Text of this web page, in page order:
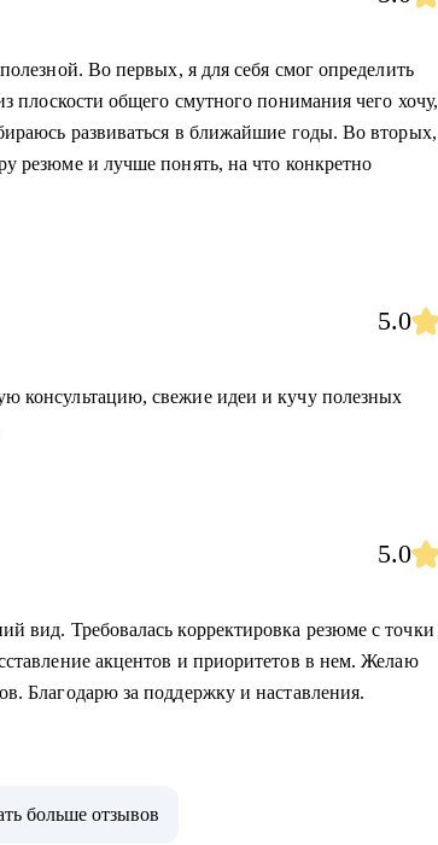
Во первых, я для себя смог определить
плоскости общего смутного понимания чего хочу,
развиваться в ближайшие годы. Во вторых,
резюме и лучше понять, на что конкретно
5.0
консультацию, свежие идеи и кучу полезных
5.0
вид. Требовалась корректировка резюме с точки
акцентов и приоритетов в нем. Желаю
Благодарю за поддержку и наставления.
больше отзывов